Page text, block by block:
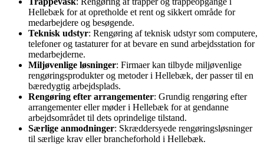
Hellebæk for at opretholde et rent og sikkert område for
medarbejdere og besøgende.
Teknisk udstyr: Rengøring af teknisk udstyr som computere,
telefoner og tastaturer for at bevare en sund arbejdsstation for
medarbejderne.
Miljøvenlige løsninger: Firmaer kan tilbyde miljøvenlige
rengøringsprodukter og metoder i Hellebæk, der passer til en
bæredygtig arbejdsplads.
Rengøring efter arrangementer: Grundig rengøring efter
arrangementer eller møder i Hellebæk for at gendanne
arbejdsområdet til dets oprindelige tilstand.
Særlige anmodninger: Skræddersyede rengøringsløsninger
til særlige krav eller brancheforhold i Hellebæk.